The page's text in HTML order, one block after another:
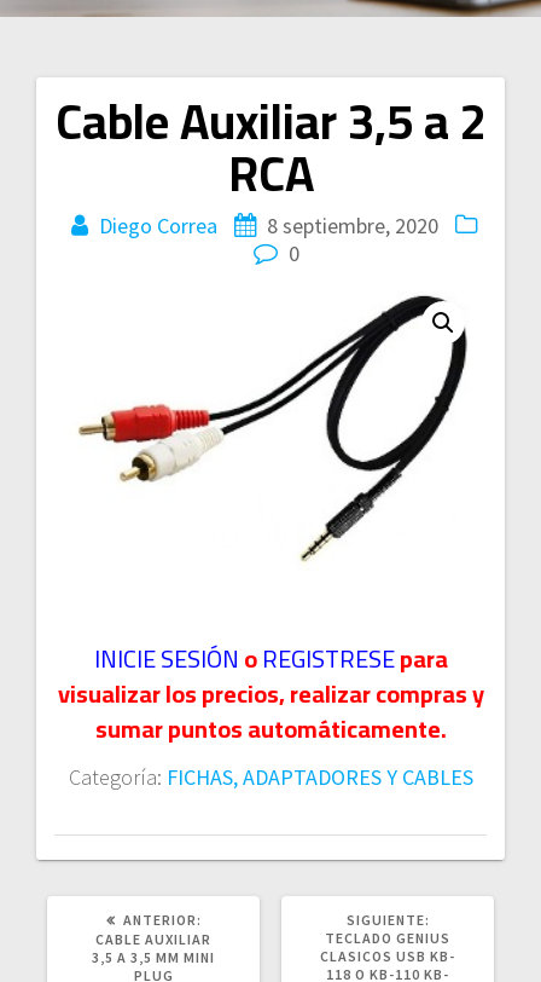
Cable Auxiliar 3,5 a 2
RCA
Diego Correa
8 septiembre, 2020
0
INICIE SESIÓNoREGISTRESEpara
visualizar los precios, realizar compras y
sumar puntos automáticamente.
Categoría: FICHAS, ADAPTADORES Y CABLES
Navegación
de
entradas
ANTERIOR:
ANTERIOR:
CABLE AUXILIAR
3,5 A 3,5 MM MINI
PLUG
SIGUIENTE:
POST:
TECLADO GENIUS
CLASICOS USB KB-
118 O KB-110 KB-